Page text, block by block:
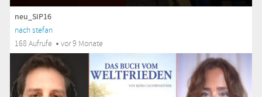
neu_SIP16
nach stefan
168 Aufrufe
vor 9 Monate